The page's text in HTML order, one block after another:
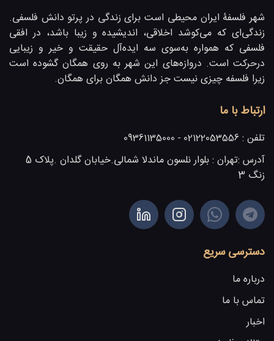
شهر فلسفۀ ایران محیطی است برای زندگی در پرتو دانش فلسفی.
زندگی‌ای که می‌کوشد اخلاقی، اندیشیده و زیبا باشد، در افقی
فلسفی که همواره به‌سوی سه ایده‌آل حقیقت و خیر و زیبایی
در‌حرکت است. دروازه‌های این شهر به روی همگان گشوده است
زیرا فلسفه چیزی نیست جز دانش همگان برای همگان.
ارتباط با ما
تلفن : 02122053556 - 09361135000
آدرس :
تهران : بلوار نلسون ماندلا شمالی.خیابان گلدان .پلاک 5
زنگ 3
دسترسی سریع
درباره ما
تماس با ما
اخبار